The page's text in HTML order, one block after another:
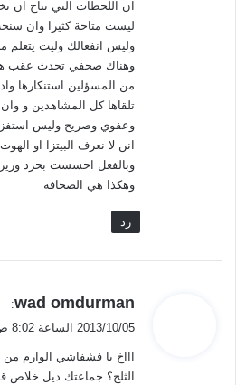
ان اللحظات التي تتاح ان
ليست متاحة كثيرا وان
وليس انفعالك وليت يتعلم
وهناك صحفي تحدث عقب
من المسؤلين استنكارها
تلقاها كل المشاهدين و
وعفوي وصريح وليس
انن لا نعرف البيتزا او
وبالفعل احسست بحرد وزير
وهكذا هي الصحافة
رد
ي
ل
wad omdurman
:
2013/10/05 الساعة 8:02 ص
اااخ يا فشفاشي الوارم
الثلج؟ جماعتك ديل